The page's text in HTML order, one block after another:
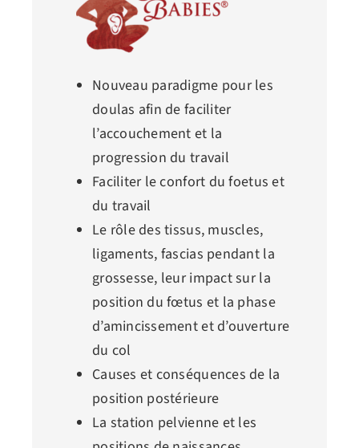
Nouveau paradigme pour les
doulas afin de faciliter
l’accouchement et la
progression du travail
Faciliter le confort du foetus et
du travail
Le rôle des tissus, muscles,
ligaments, fascias pendant la
grossesse, leur impact sur la
position du fœtus et la phase
d’amincissement et d’ouverture
du col
Causes et conséquences de la
position postérieure
La station pelvienne et les